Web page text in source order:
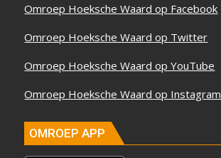
Omroep Hoeksche Waard op Facebook
Omroep Hoeksche Waard op Twitter
Omroep Hoeksche Waard op YouTube
Omroep Hoeksche Waard op Instagram
OMROEP APP